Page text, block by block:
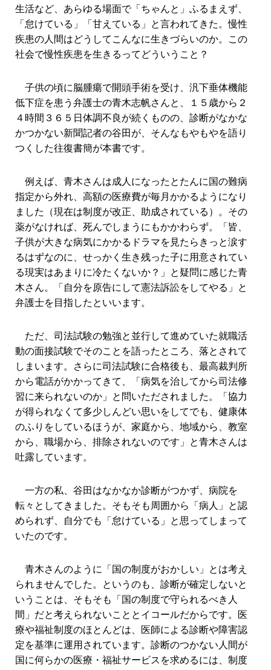
生活など、あらゆる場面で「ちゃんと」ふるまえず、
「怠けている」「甘えている」と言われてきた。慢性
疾患の人間はどうしてこんなに生きづらいのか。この
社会で慢性疾患を生きるってどういうこと？
子供の頃に脳腫瘍で開頭手術を受け、汎下垂体機能
低下症を患う弁護士の青木志帆さんと、１５歳から２
４時間３６５日体調不良が続くものの、診断がなかな
かつかない新聞記者の谷田が、そんなもやもやを語り
つくした往復書簡が本書です。
例えば、青木さんは成人になったとたんに国の難病
指定から外れ、高額の医療費が毎月かかるようになり
ました（現在は制度が改正、助成されている）。その
薬がなければ、死んでしまうにもかかわらず。「皆、
子供が大きな病気にかかるドラマを見たらきっと涙す
るはずなのに、せっかく生き残った子に用意されてい
る現実はあまりに冷たくないか？」と疑問に感じた青
木さん。「自分を原告にして憲法訴訟をしてやる」と
弁護士を目指したといいます。
ただ、司法試験の勉強と並行して進めていた就職活
動の面接試験でそのことを語ったところ、落とされて
しまいます。さらに司法試験に合格後も、最高裁判所
から電話がかかってきて、「病気を治してから司法修
習に来られないのか」と問いただされました。「協力
が得られなくて多少しんどい思いをしてでも、健康体
のふりをしているほうが、家庭から、地域から、教室
から、職場から、排除されないのです」と青木さんは
吐露しています。
一方の私、谷田はなかなか診断がつかず、病院を
転々としてきました。そもそも周囲から「病人」と認
められず、自分でも「怠けている」と思ってしまって
いたのです。
青木さんのように「国の制度がおかしい」とは考え
られませんでした。というのも、診断が確定しないと
いうことは、そもそも「国の制度で守られるべき人
間」だと考えられないこととイコールだからです。医
療や福祉制度のほとんどは、医師による診断や障害認
定を基準に運用されています。診断のつかない人間が
国に何らかの医療・福祉サービスを求めるには、制度